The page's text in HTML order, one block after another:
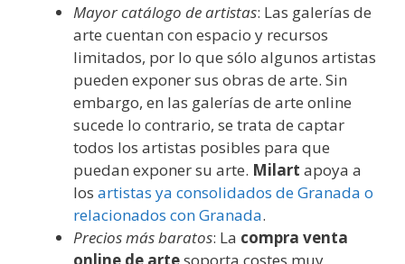
Mayor catálogo de artistas: Las galerías de
arte cuentan con espacio y recursos
limitados, por lo que sólo algunos artistas
pueden exponer sus obras de arte. Sin
embargo, en las galerías de arte online
sucede lo contrario, se trata de captar
todos los artistas posibles para que
puedan exponer su arte. Milart apoya a
los artistas ya consolidados de Granada o
relacionados con Granada.
Precios más baratos: La compra venta
online de artesoporta costes muy